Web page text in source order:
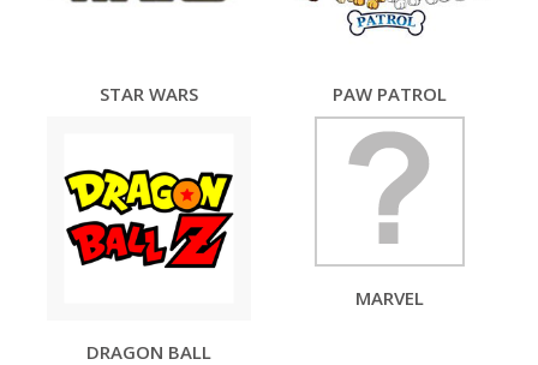
STAR WARS PAW PATROL
DRAGON BALL
MARVEL